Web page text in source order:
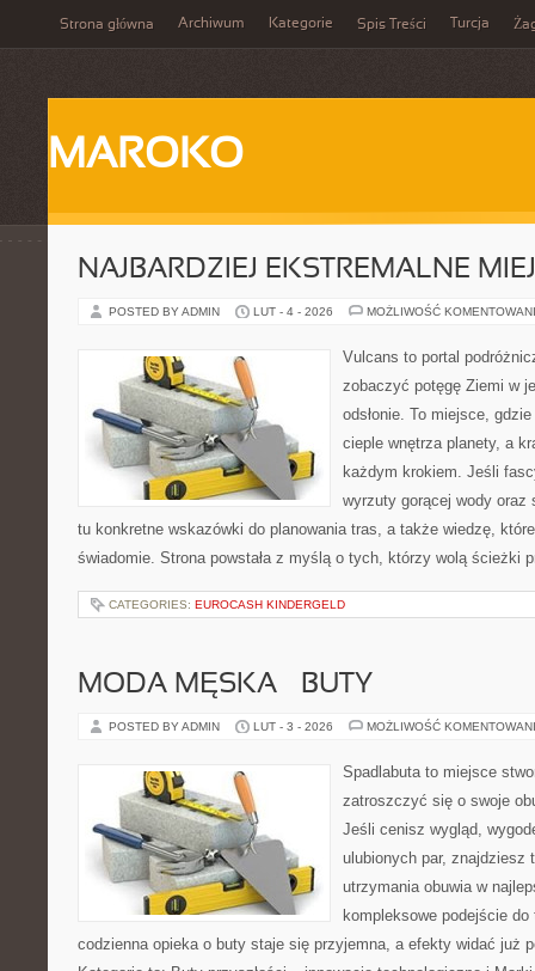
Strona główna Archiwum Kategorie Spis Treści Turcja
MAROKO
NAJBARDZIEJ EKSTREMALNE
POSTED BY ADMIN LUT - 4 - 2026 MOŻLIWOŚĆ
Vulcans to portal
zobaczyć potęgę Ziemi w
odsłonie. To miejsce,
cieple wnętrza planety, a
każdym krokiem. Jeśli
wyrzuty gorącej wody oraz
tu konkretne wskazówki do planowania tras, a także wiedzę,
świadomie. Strona powstała z myślą o tych, którzy wolą ścieżki
CATEGORIES: EUROCASH KINDERGELD
MODA MĘSKA – BUTY
POSTED BY ADMIN LUT - 3 - 2026 MOŻLIWOŚĆ
Spadlabuta to miejsce
zatroszczyć się o swoje
Jeśli cenisz wygląd,
ulubionych par, znajdziesz
utrzymania obuwia w
kompleksowe podejście
codzienna opieka o buty staje się przyjemna, a efekty widać już